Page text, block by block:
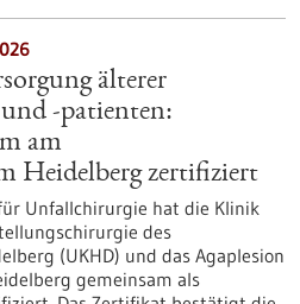
älterer
-patienten:
am
Heidelberg zertifiziert
Unfallchirurgie hat die Klinik
des
(UKHD) und das Agaplesion
gemeinsam als